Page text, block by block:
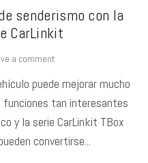
senderismo con la
CarLinkit
a comment
puede mejorar mucho
funciones tan interesantes
y la serie CarLinkit TBox
convertirse...